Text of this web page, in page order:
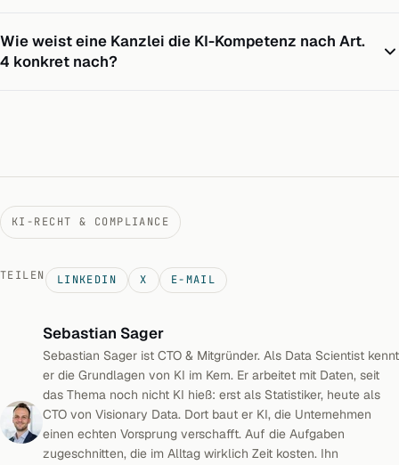
Wie weist eine Kanzlei die KI-Kompetenz nach Art.
4 konkret nach?
KI-RECHT & COMPLIANCE
TEILEN LINKEDIN X E-MAIL
Sebastian Sager
Sebastian Sager ist CTO & Mitgründer. Als Data Scientist kennt
er die Grundlagen von KI im Kern. Er arbeitet mit Daten, seit
das Thema noch nicht KI hieß: erst als Statistiker, heute als
CTO von Visionary Data. Dort baut er KI, die Unternehmen
einen echten Vorsprung verschafft. Auf die Aufgaben
zugeschnitten, die im Alltag wirklich Zeit kosten. Ihn